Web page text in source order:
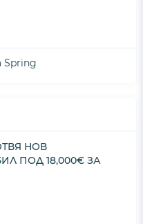
Spring
НОВ
ПОД 18,000€ ЗА